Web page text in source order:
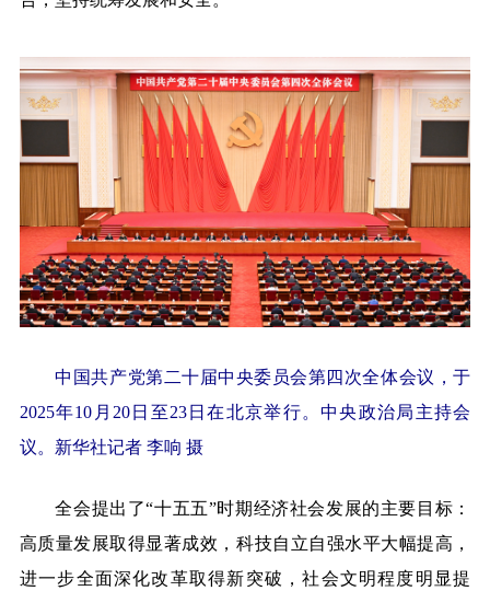
中国共产党第二十届中央委员会第四次全体会议，于
2025年10月20日至23日在北京举行。中央政治局主持会
议。 新华社记者 李响 摄
全会提出了“十五五”时期经济社会发展的主要目标：
高质量发展取得显著成效，科技自立自强水平大幅提高，
进一步全面深化改革取得新突破，社会文明程度明显提